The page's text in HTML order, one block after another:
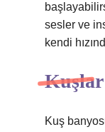
sesler ve
kendi
Kuşlar
Kuş